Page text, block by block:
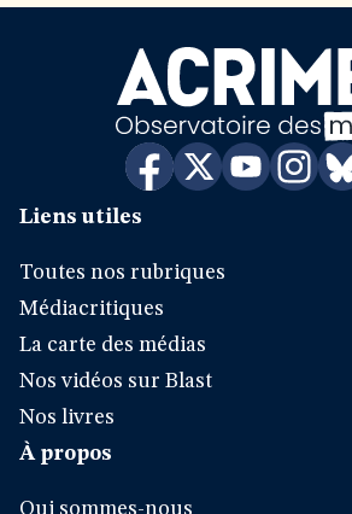
Liens utiles
Toutes nos rubriques
Médiacritiques
La carte des médias
Nos vidéos sur Blast
Nos livres
À propos
Qui sommes-nous